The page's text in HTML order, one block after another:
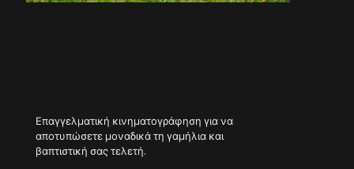
Επαγγελματική κινηματογράφηση για να
αποτυπώσετε μοναδικά τη γαμήλια και
βαπτιστική σας τελετή.